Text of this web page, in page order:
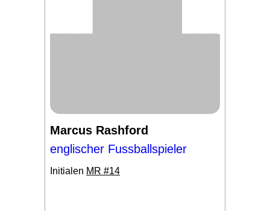
Marcus Rashford
englischer Fussballspieler
Initialen MR #14